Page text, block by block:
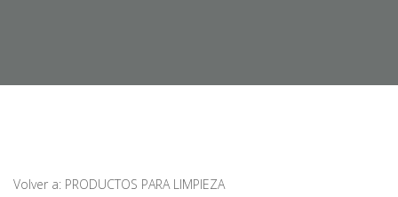
Volver a: PRODUCTOS PARA LIMPIEZA